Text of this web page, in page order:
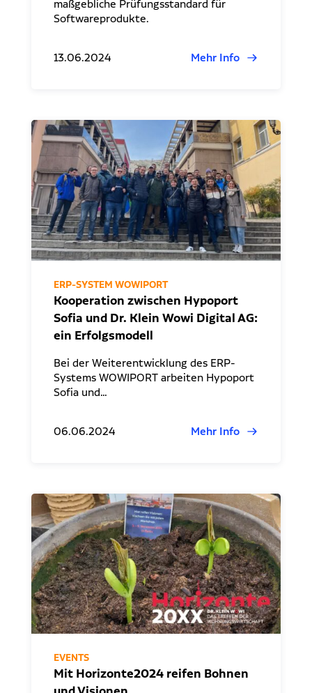
maßgebliche Prüfungsstandard für
Softwareprodukte.
13.06.2024 Mehr Info
ERP-SYSTEM WOWIPORT
Kooperation zwischen Hypoport
Sofia und Dr. Klein Wowi Digital AG:
ein Erfolgsmodell
Bei der Weiterentwicklung des ERP-
Systems WOWIPORT arbeiten Hypoport
Sofia und…
06.06.2024 Mehr Info
EVENTS
Mit Horizonte2024 reifen Bohnen